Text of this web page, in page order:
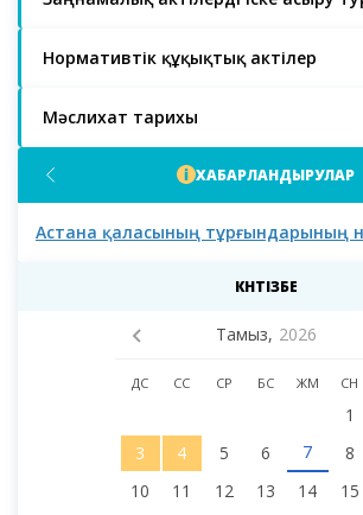
Нормативтік құқықтық актілер
Мәслихат тарихы
ХАБАРЛАНДЫРУЛАР
Астана қаласының тұрғындарының
КҮНТІЗБЕ
Тамыз, 2026
ДС СС СР БС ЖМ СН
1
3
4 5 6 7 8
10
11 12 13 14 15